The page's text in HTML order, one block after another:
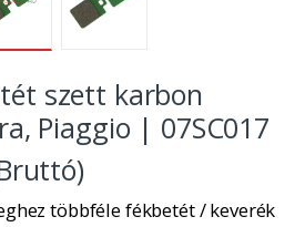
szett karbon
Piaggio | 07SC017
többféle fékbetét / keverék